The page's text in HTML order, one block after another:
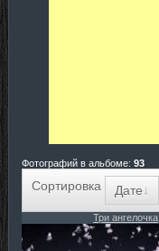
Фотографий в альбоме: 93
Сортировка Дате
Три ангелочка